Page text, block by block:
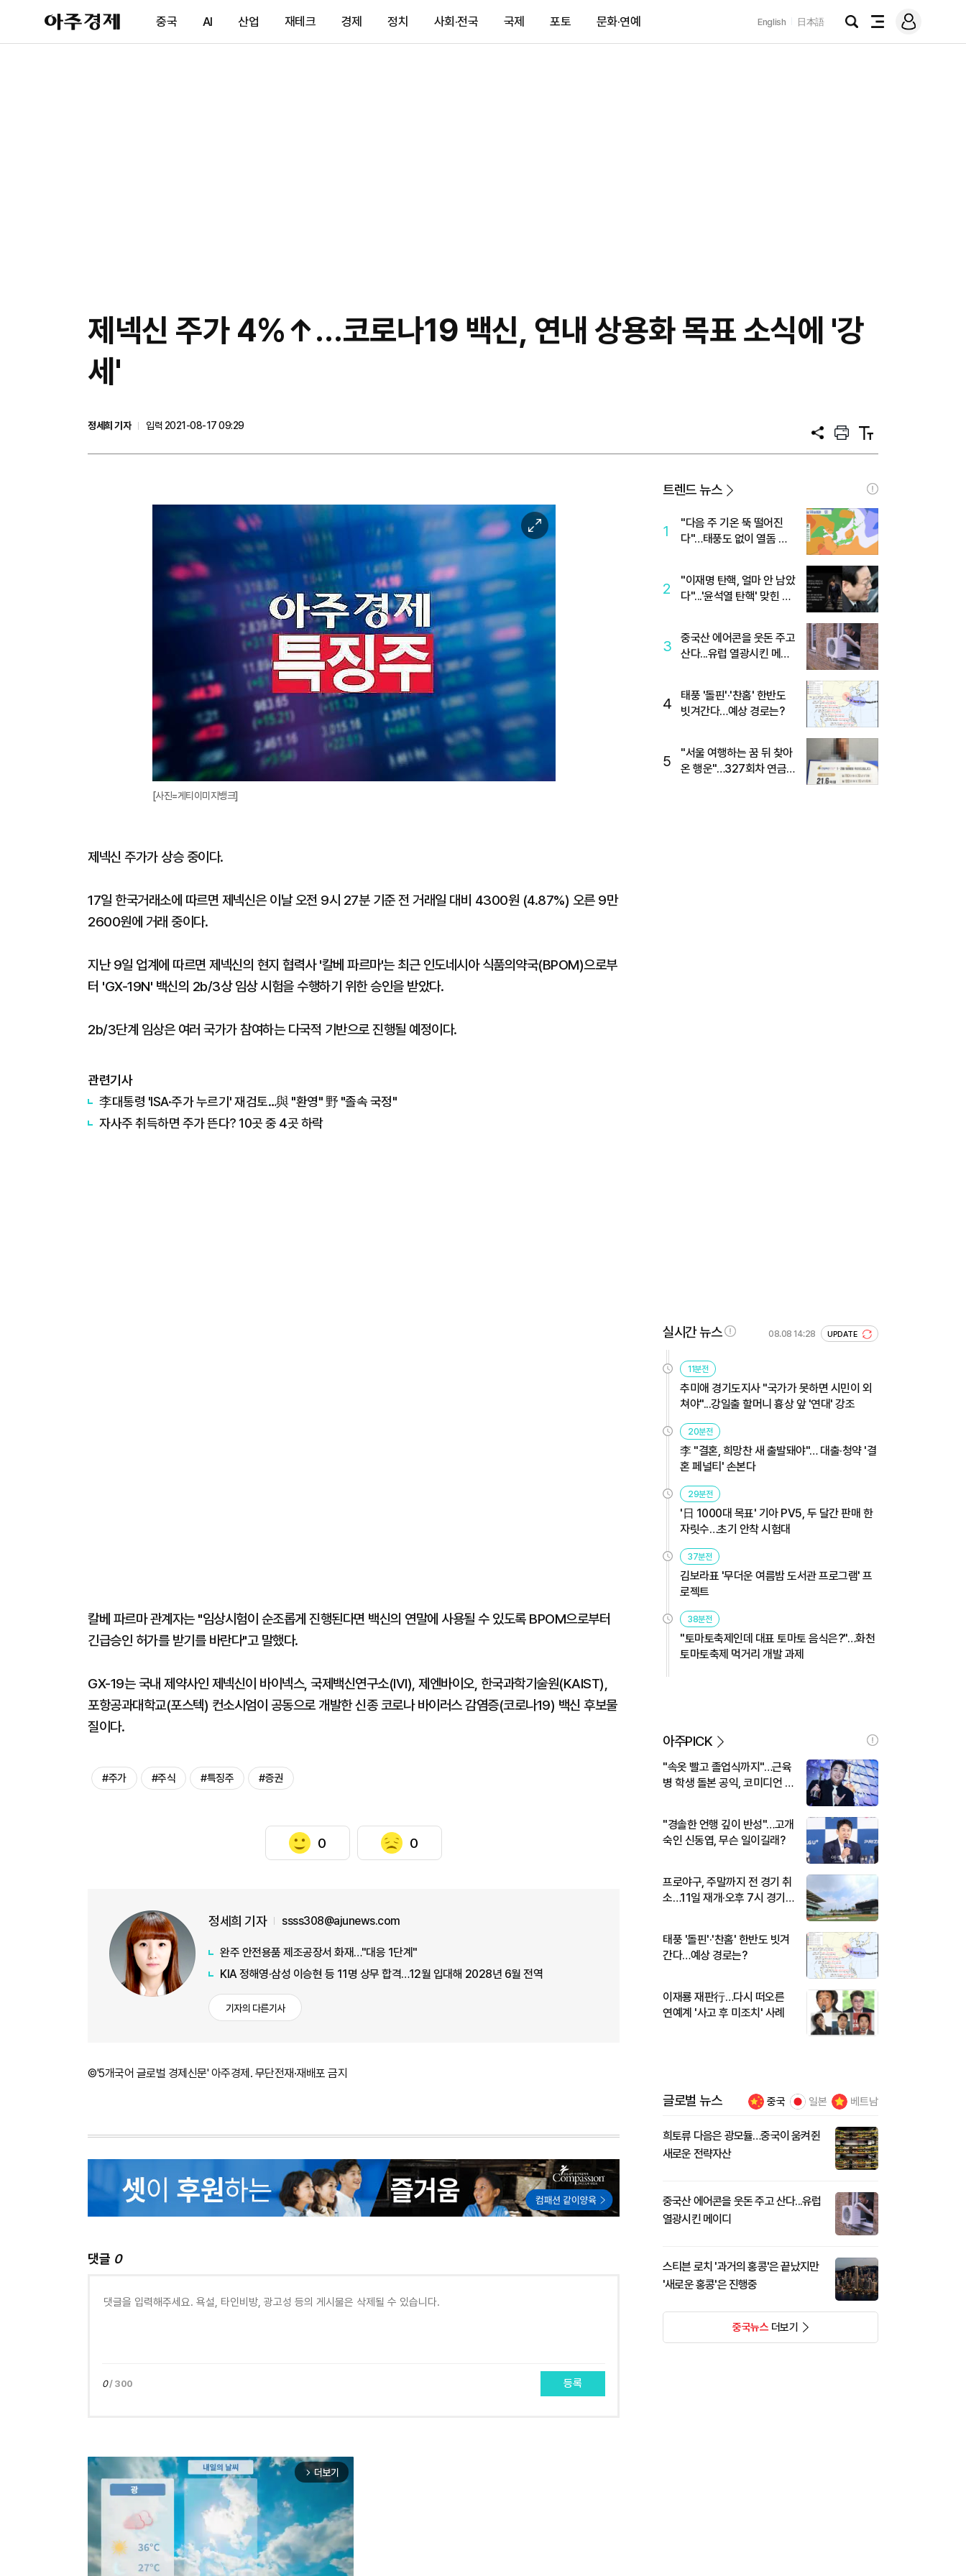
아
주
제
중국 AI 산업 재테크 경제 정치 사회·전국 국제 포토 문화·연예 English 日本語
검
전
메
그
제넥신 주가 4%↑…코로나19 백신, 연내 상용화 목표 소식에 '강
세'
정세희 기자
입력 2021-08-17 09:29
공
프
트
텍
트
이
미
지
대
[사진=게티이미지뱅크]
제넥신 주가가 상승 중이다.
17일 한국거래소에 따르면 제넥신은 이날 오전 9시 27분 기준 전 거래일 대비 4300원 (4.87%) 오른 9만
2600원에 거래 중이다.
지난 9일 업계에 따르면 제넥신의 현지 협력사 '칼베 파르마'는 최근 인도네시아 식품의약국(BPOM)으로부
터 'GX-19N' 백신의 2b/3상 임상 시험을 수행하기 위한 승인을 받았다.
2b/3단계 임상은 여러 국가가 참여하는 다국적 기반으로 진행될 예정이다.
관련기사
李대통령 'ISA·주가 누르기' 재검토…與 "환영" 野 "졸속 국정"
자사주 취득하면 주가 뜬다? 10곳 중 4곳 하락
칼베 파르마 관계자는 "임상시험이 순조롭게 진행된다면 백신의 연말에 사용될 수 있도록 BPOM으로부터
긴급승인 허가를 받기를 바란다"고 말했다.
GX-19는 국내 제약사인 제넥신이 바이넥스, 국제백신연구소(IVI), 제엔바이오, 한국과학기술원(KAIST),
포항공과대학교(포스텍) 컨소시엄이 공동으로 개발한 신종 코로나 바이러스 감염증(코로나19) 백신 후보물
질이다.
#주가 #주식 #특징주 #증권
0 0
정세희 기자 ssss308@ajunews.com
완주 안전용품 제조공장서 화재…"대응 1단계"
KIA 정해영·삼성 이승현 등 11명 상무 합격…12월 입대해 2028년 6월 전역
기자의 다른기사
©'5개국어 글로벌 경제신문' 아주경제. 무단전재·재배포 금지
댓글 0
0/ 300 등록
arrow_forward_ios 더보기
트렌드 뉴스
1
"다음 주 기온 뚝 떨어진
다"…태풍도 없이 열돔 박
2
"이재명 탄핵, 얼마 안 남았
다"...'윤석열 탄핵' 맞힌 무
3
중국산 에어콘을 웃돈 주고
산다...유럽 열광시킨 메이
4
태풍 '돌핀'·'찬홈' 한반도
빗겨간다…예상 경로는?
5
"서울 여행하는 꿈 뒤 찾아
온 행운"…327회차 연금
실시간 뉴스 08.08 14:28 UPDATE
11분전
추미애 경기도지사 "국가가 못하면 시민이 외
쳐야"...강일출 할머니 흉상 앞 '연대' 강조
20분전
李 "결혼, 희망찬 새 출발돼야"… 대출·청약 '결
혼 페널티' 손본다
29분전
'日 1000대 목표' 기아 PV5, 두 달간 판매 한
자릿수…초기 안착 시험대
37분전
김보라표 '무더운 여름밤 도서관 프로그램' 프
로젝트
38분전
"토마토축제인데 대표 토마토 음식은?"…화천
토마토축제 먹거리 개발 과제
아주PICK
"속옷 빨고 졸업식까지"…근육
병 학생 돌본 공익, 코미디언 김
"경솔한 언행 깊이 반성"…고개
숙인 신동엽, 무슨 일이길래?
프로야구, 주말까지 전 경기 취
소…11일 재개·오후 7시 경기
태풍 '돌핀'·'찬홈' 한반도 빗겨
간다…예상 경로는?
이재룡 재판行…다시 떠오른
연예계 '사고 후 미조치' 사례
글로벌 뉴스 중국 일본 베트남
희토류 다음은 광모듈…중국이 움켜쥔
새로운 전략자산
중국산 에어콘을 웃돈 주고 산다...유럽
열광시킨 메이디
스티븐 로치 '과거의 홍콩'은 끝났지만
'새로운 홍콩'은 진행중
중국뉴스더보기